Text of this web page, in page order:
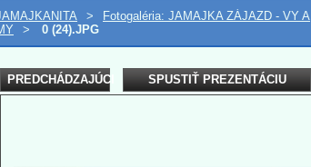
>
Fotogaléria: JAMAJKA ZÁJAZD - VY A
> 0 (24).JPG
PREDCHÁDZAJÚCI SPUSTIŤ PREZENTÁCIU